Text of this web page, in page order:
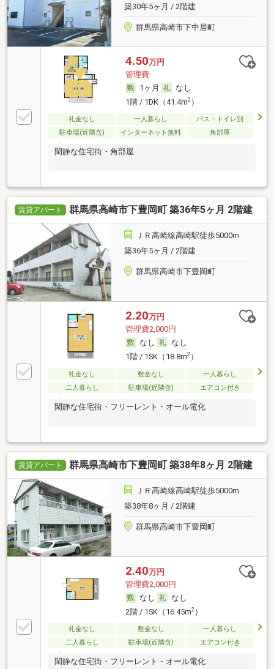
築30年5ヶ月 / 2階建
群馬県高崎市下中居町
4.50万円
管理費-
1ヶ月
なし
1階 / 1DK（41.4m2）
礼金なし 一人暮らし
バス・トイレ別
駐車場(近隣含)
インターネット無料 角部屋
閑静な住宅街・角部屋
賃貸アパート 群馬県高崎市下豊岡町 築36年5ヶ月 2階建
ＪＲ高崎線高崎駅徒歩5000m
築36年5ヶ月 / 2階建
群馬県高崎市下豊岡町
2.20万円
管理費2,000円
なし
なし
1階 / 1SK（18.8m2）
礼金なし 敷金なし
一人暮らし
二人暮らし
駐車場(近隣含) エアコン付き
閑静な住宅街・フリーレント・オール電化
賃貸アパート 群馬県高崎市下豊岡町 築38年8ヶ月 2階建
ＪＲ高崎線高崎駅徒歩5000m
築38年8ヶ月 / 2階建
群馬県高崎市下豊岡町
2.40万円
管理費2,000円
なし
なし
2階 / 1SK（16.45m2）
礼金なし 敷金なし
一人暮らし
二人暮らし
駐車場(近隣含) エアコン付き
閑静な住宅街・フリーレント・オール電化